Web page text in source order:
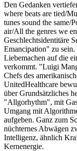
Den Gedanken
where beats are tied/
tunes sound the same/
air/All the genres we
Geschlechtsidentitäre
Emancipation" zu
Liebemachen auf die
verkommt. "Luigi
Chefs des
UnitedHealthcare
über Grundsätzliches
"Allgorhythm", mit
Umgang mit
aufgeben. Ganz zum
nüchternes Abwägen
Intelligenz, ähnlich
Kernenergie.